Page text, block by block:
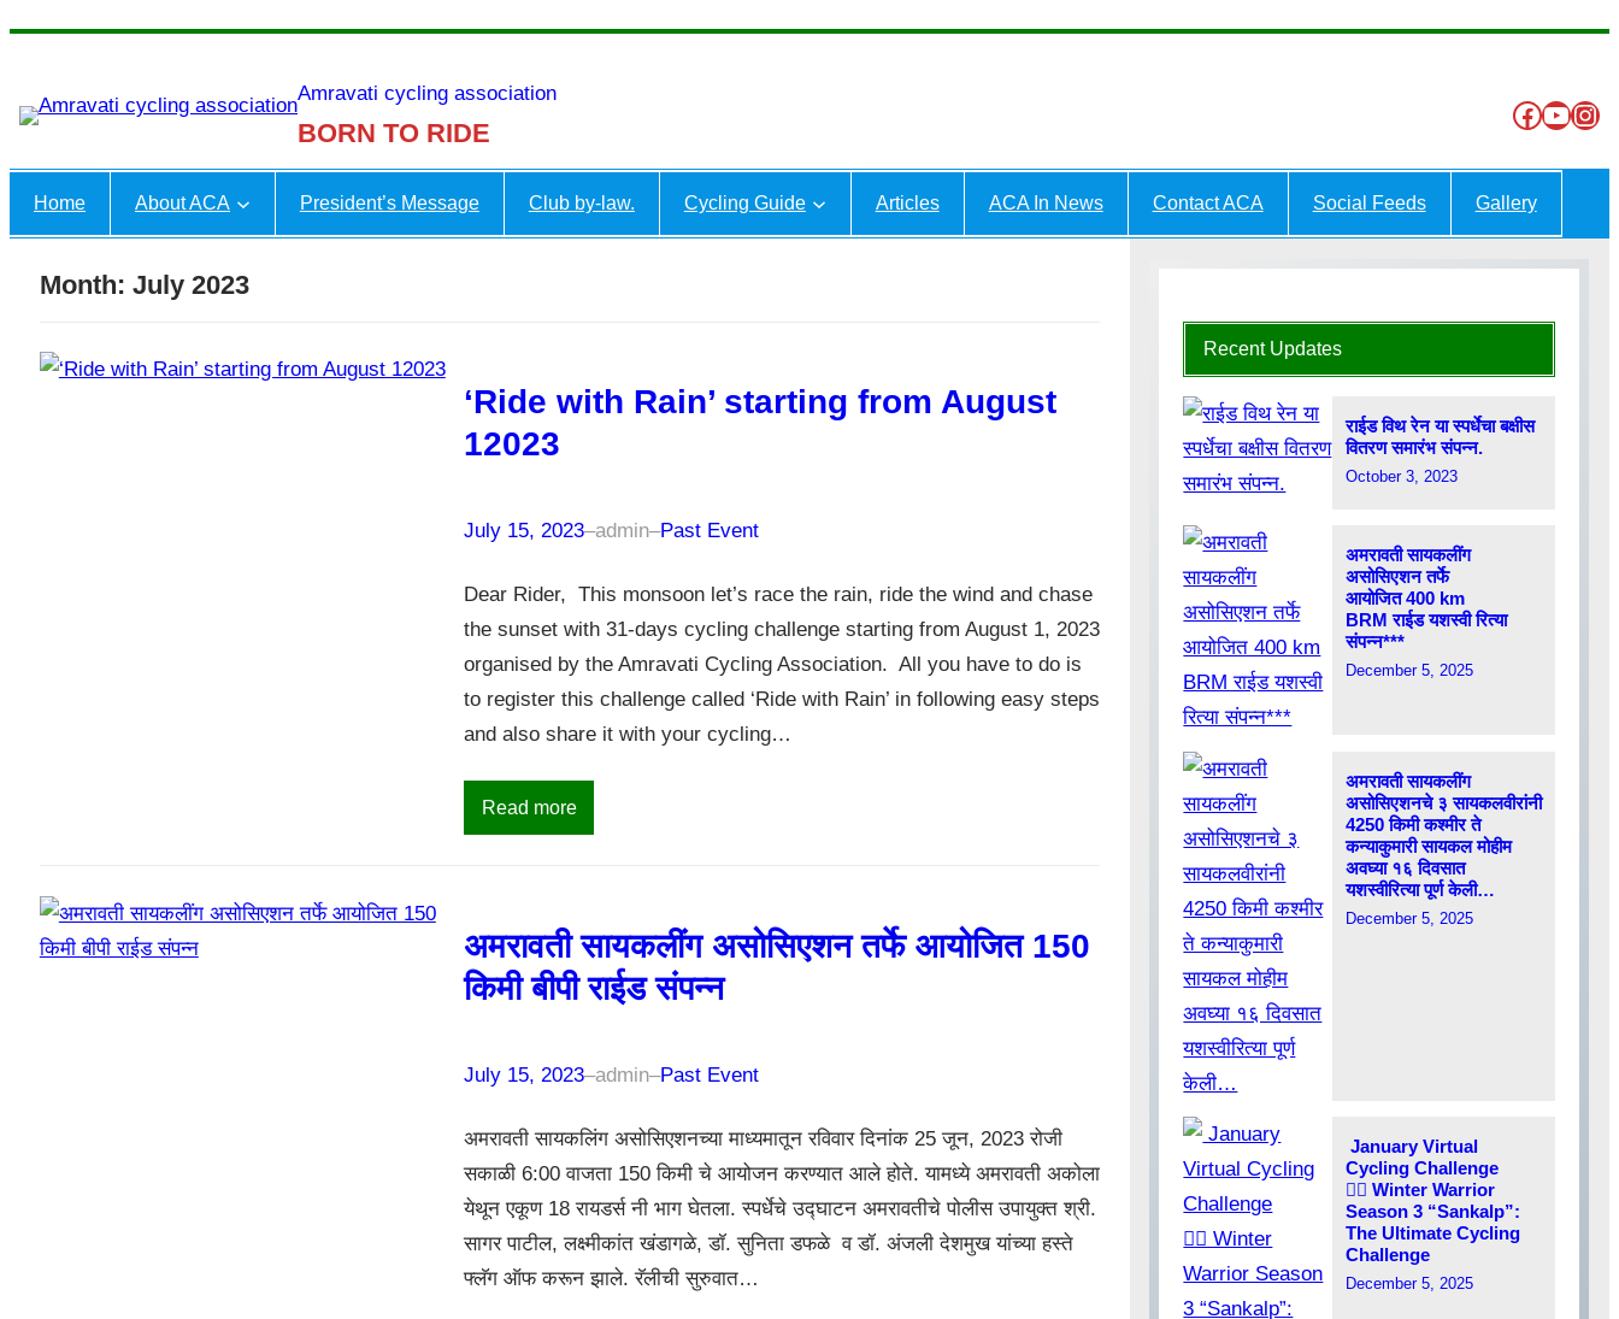
content
Amravati cycling association
BORN TO RIDE
Like to our Our
Home About ACA President’s Message Club by-law. Cycling Guide Articles ACA In News Contact ACA Social Feeds Gallery
Month: July 2023
‘Ride with Rain’ starting from August
12023
July 15, 2023–admin–Past Event
Dear Rider, This monsoon let’s race the rain, ride the wind and chase
the sunset with 31-days cycling challenge starting from August 1, 2023
organised by the Amravati Cycling Association. All you have to do is
to register this challenge called ‘Ride with Rain’ in following easy steps
and also share it with your cycling…
Read more
अमरावती सायकलींग असोसिएशन तर्फे आयोजित 150
किमी बीपी राईड संपन्न
July 15, 2023–admin–Past Event
अमरावती सायकलिंग असोसिएशनच्या माध्यमातून रविवार दिनांक 25 जून, 2023 रोजी
सकाळी 6:00 वाजता 150 किमी चे आयोजन करण्यात आले होते. यामध्ये अमरावती अकोला
येथून एकूण 18 रायडर्स नी भाग घेतला. स्पर्धेचे उद्घाटन अमरावतीचे पोलीस उपायुक्त श्री.
सागर पाटील, लक्ष्मीकांत खंडागळे, डॉ. सुनिता डफळे व डॉ. अंजली देशमुख यांच्या हस्ते
फ्लॅग ऑफ करून झाले. रॅलीची सुरुवात…
Recent Updates
राईड विथ रेन या स्पर्धेचा बक्षीस
वितरण समारंभ संपन्न.
October 3, 2023
अमरावती सायकलींग
असोसिएशन तर्फे
आयोजित 400 km
BRM राईड यशस्वी रित्या
संपन्न***
December 5, 2025
अमरावती सायकलींग
असोसिएशनचे ३ सायकलवीरांनी
4250 किमी कश्मीर ते
कन्याकुमारी सायकल मोहीम
अवघ्या १६ दिवसात
यशस्वीरित्या पूर्ण केली…
December 5, 2025
January Virtual
Cycling Challenge
🚵‍♂️ Winter Warrior
Season 3 “Sankalp”:
The Ultimate Cycling
Challenge
December 5, 2025